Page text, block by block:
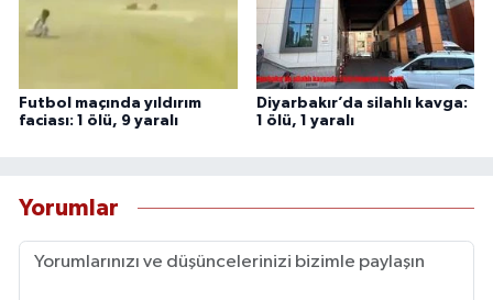
Futbol maçında yıldırım
faciası: 1 ölü, 9 yaralı
Diyarbakır’da silahlı kavga:
1 ölü, 1 yaralı
Yorumlar